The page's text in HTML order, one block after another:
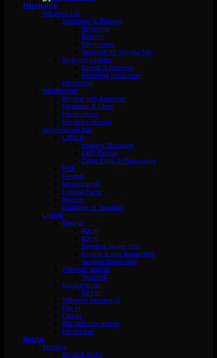
Hårstyling
Allt inom hår
Schampo & Balsam
Schampo
Balsam
Hårmasker
Speciellt för blonda hår
Stylingprodukter
Grund & Primers
Finishing produkter
Hårbotten
Hårtillbehör
Borstar och Kammar
Klämmor & Clips
Hårsnoddar
Hårdekorationer
Varumärken hår
LANZA
Healing Moisture
CBD Revive
Color Care & Preserving
REF
Revlon
Moroccanoil
L´oréal Paris
Neccin
Grazette of Sweden
Löshår
Tejphår
40cm
60cm
Kreativa färger tejp
Ombre & mix färger tejp
Vanliga färger tejp
Tillbehör tejphår
Tejprefill
Keratin U-tip
50 cm
Tillbehör keratinhår
Flip in
Clip-in
Alla tillbehör löshår
Hårdockor
Naglar
Manikyr
Scratch Nails